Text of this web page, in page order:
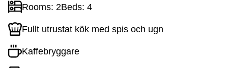
Rooms: 2Beds: 4
Fullt utrustat kök med spis och ugn
Kaffebryggare